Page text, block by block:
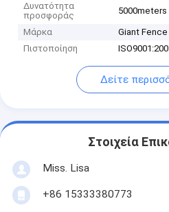
Δυνατότητα
προσφοράς
5000meters
Μάρκα
Giant Fence
Πιστοποίηση
Δείτε
Στοιχεία
Miss. Lisa
+86 15333380773